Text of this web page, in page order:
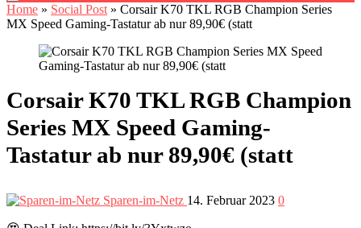
Home » Social Post » Corsair K70 TKL RGB Champion Series
MX Speed Gaming-Tastatur ab nur 89,90€ (statt
Corsair K70 TKL RGB Champion
Series MX Speed Gaming-
Tastatur ab nur 89,90€ (statt
Sparen-im-Netz 14. Februar 2023 0